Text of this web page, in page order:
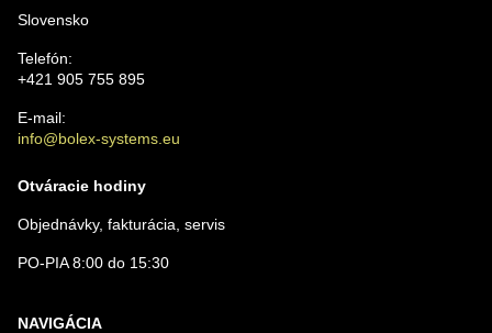
Slovensko
Telefón:
+421 905 755 895
E-mail:
info@bolex-systems.eu
Otváracie hodiny
Objednávky, fakturácia, servis
PO-PIA 8:00 do 15:30
NAVIGÁCIA